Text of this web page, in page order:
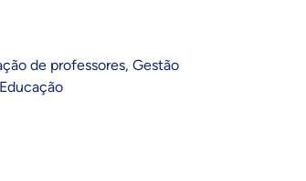
de professores, Gestão